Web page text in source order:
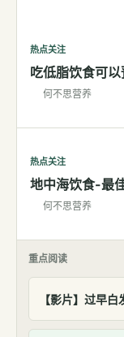
医学百科
视频
运动营养视频
热点关注
吃低脂饮食可以
何不思营养
热点关注
地中海饮食-最
何不思营养
重点阅读
【影片】过早